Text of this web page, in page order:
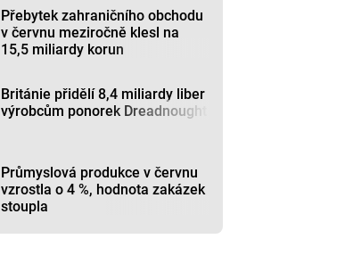
Přebytek zahraničního obchodu
v červnu meziročně klesl na
15,5 miliardy korun
Británie přidělí 8,4 miliardy liber
výrobcům ponorek Dreadnought
Průmyslová produkce v červnu
vzrostla o 4 %, hodnota zakázek
stoupla